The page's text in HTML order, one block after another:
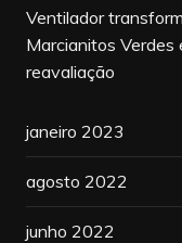
Ventilador
Marcianitos Verdes
reavaliação
janeiro 2023
agosto 2022
junho 2022